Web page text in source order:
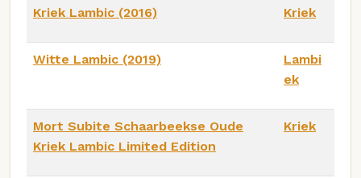
Kriek Lambic (2016) Kriek
Witte Lambic (2019)
Lambi
ek
Mort Subite Schaarbeekse Oude
Kriek Lambic Limited Edition
Kriek